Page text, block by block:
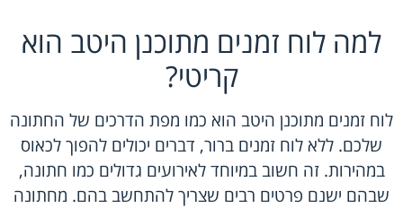
למה לוח זמנים מתוכנן היטב הוא
קריטי?
לוח זמנים מתוכנן היטב הוא כמו מפת הדרכים של החתונה
שלכם. ללא לוח זמנים ברור, דברים יכולים להפוך לכאוס
במהירות. זה חשוב במיוחד לאירועים גדולים כמו חתונה,
שבהם ישנם פרטים רבים שצריך להתחשב בהם. מחתונה